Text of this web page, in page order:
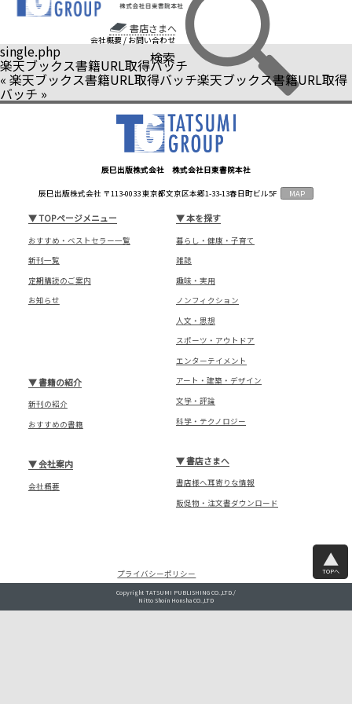
書店さまへ
会社概要 / お問い合わせ
検索
single.php
楽天ブックス書籍URL取得バッチ
« 楽天ブックス書籍URL取得バッチ楽天ブックス書籍URL取得
バッチ »
辰巳出版株式会社 株式会社日東書院本社
辰巳出版株式会社 〒113-0033 東京都文京区本郷1-33-13春日町ビル5F MAP
▼TOPページメニュー
おすすめ・ベストセラー一覧
新刊一覧
定期購読のご案内
お知らせ
▼本を探す
暮らし・健康・子育て
雑誌
趣味・実用
ノンフィクション
人文・思想
スポーツ・アウトドア
エンターテイメント
アート・建築・デザイン
文学・評論
科学・テクノロジー
▼書籍の紹介
新刊の紹介
おすすめの書籍
▼書店さまへ
書店様へ耳寄りな情報
販促物・注文書ダウンロード
▼会社案内
会社概要
プライバシーポリシー TOPへ
Copyright TATSUMI PUBLISHING CO.,LTD./
Nitto Shoin Honsha CO.,LTD